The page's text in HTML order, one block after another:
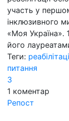
участь у
інклюзивного
«Моя Україна».
його
Теги:
питання
3
1 коментар
Репост